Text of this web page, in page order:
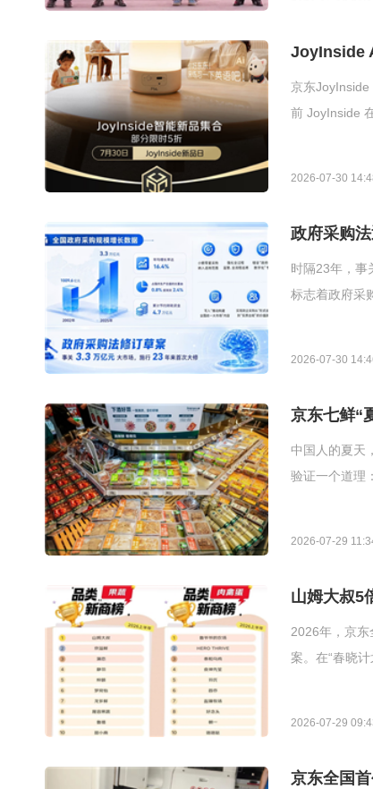
JoyInside
京东
前 JoyInside
2026-07-30
政府采购
时隔23年，事
标志着政府采
2026-07-30
京东七鲜“
中国人的夏天
验证一个道理
2026-07-29
山姆大叔5
2026年，京东
案。在“春晓
2026-07-29
京东全国